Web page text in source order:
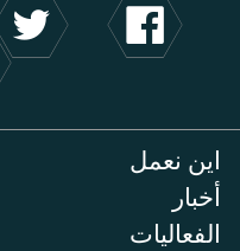
اين نعمل
أخبار
الفعاليات